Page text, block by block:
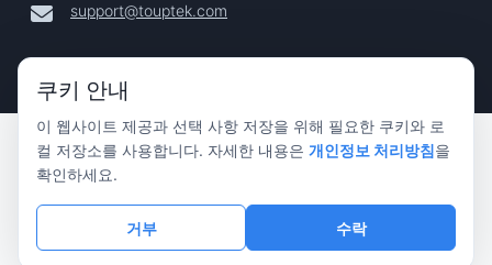
support@touptek.com
Copyright © 2024–2026 Hangzhou ToupTek Photonics Co.,
법적 고지
쿠키 안내
이 웹사이트 제공과 선택 사항 저장을 위해 필요한 쿠키와 로
컬 저장소를 사용합니다. 자세한 내용은 개인정보 처리방침을
확인하세요.
거부 수락